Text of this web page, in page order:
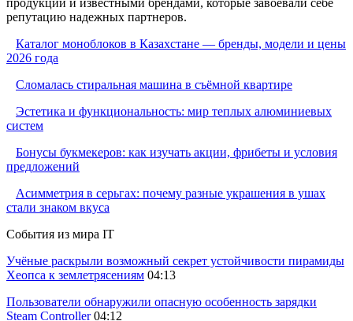
репутацию надежных партнеров.
Каталог моноблоков в Казахстане — бренды, модели и цены
2026 года
Сломалась стиральная машина в съёмной квартире
Эстетика и функциональность: мир теплых алюминиевых
систем
Бонусы букмекеров: как изучать акции, фрибеты и условия
предложений
Асимметрия в серьгах: почему разные украшения в ушах
стали знаком вкуса
События из мира IT
Учёные раскрыли возможный секрет устойчивости пирамиды
Хеопса к землетрясениям 04:13
Пользователи обнаружили опасную особенность зарядки
Steam Controller 04:12